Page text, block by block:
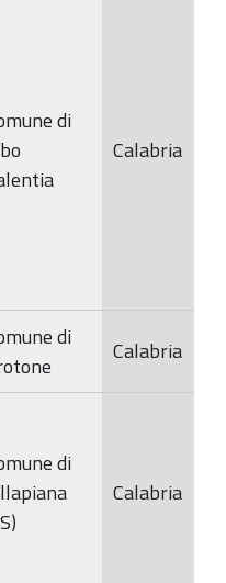
di
Calabria
di
Calabria
di
Calabria